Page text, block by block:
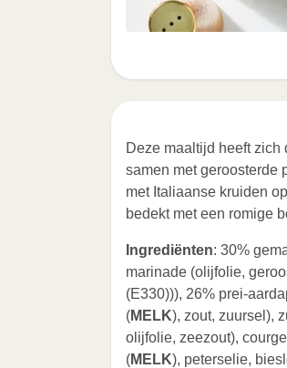
Deze maaltijd heeft
samen met geroosterde
met Italiaanse kruiden
bedekt met een romige
Ingrediënten: 30%
marinade (olijfolie,
(E330))), 26% prei-
(MELK), zout, zuursel),
olijfolie, zeezout),
(MELK), peterselie,